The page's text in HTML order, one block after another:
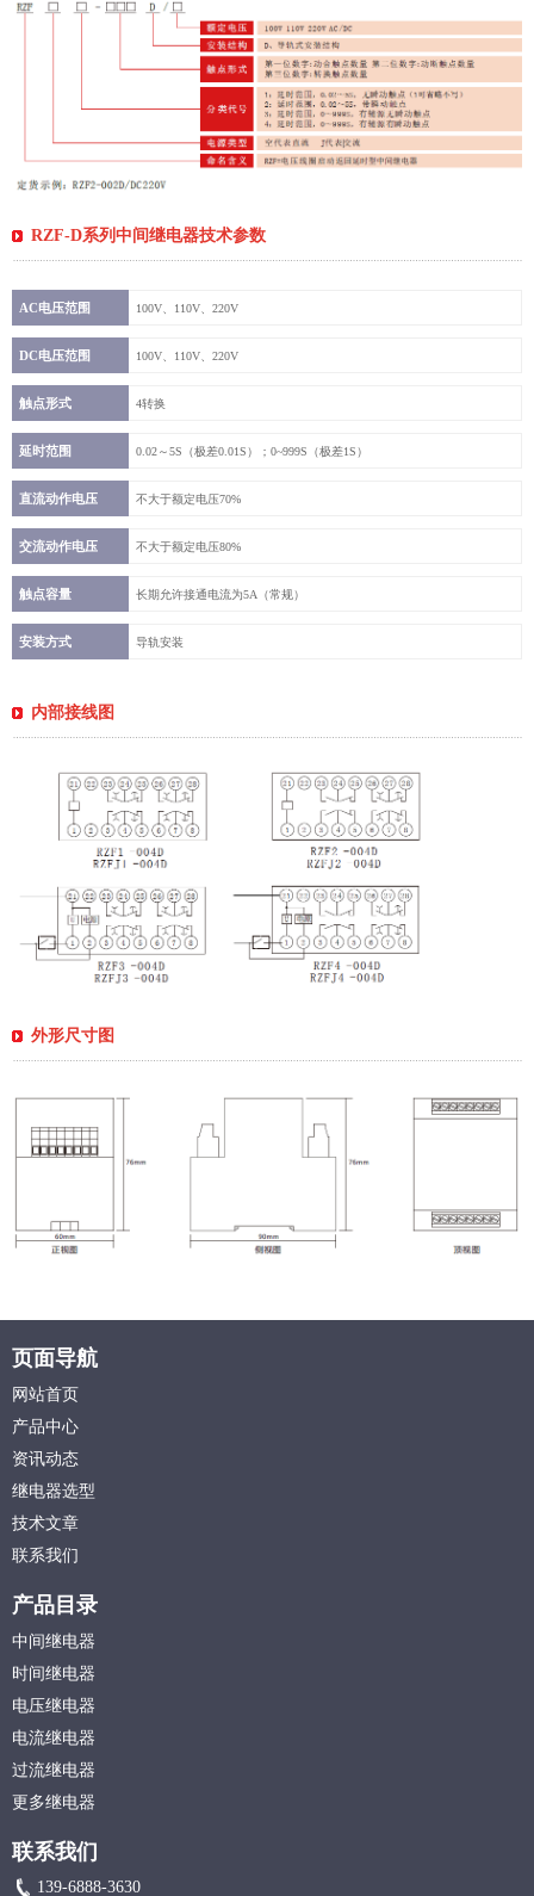
RZF-D系列中间继电器技术参数
AC电压范围 100V、110V、220V
DC电压范围 100V、110V、220V
触点形式 4转换
延时范围 0.02～5S（极差0.01S）；0~999S（极差1S）
直流动作电压 不大于额定电压70%
交流动作电压 不大于额定电压80%
触点容量 长期允许接通电流为5A（常规）
安装方式 导轨安装
内部接线图
外形尺寸图
页面导航
网站首页
产品中心
资讯动态
继电器选型
技术文章
联系我们
产品目录
中间继电器
时间继电器
电压继电器
电流继电器
过流继电器
更多继电器
联系我们
139-6888-3630